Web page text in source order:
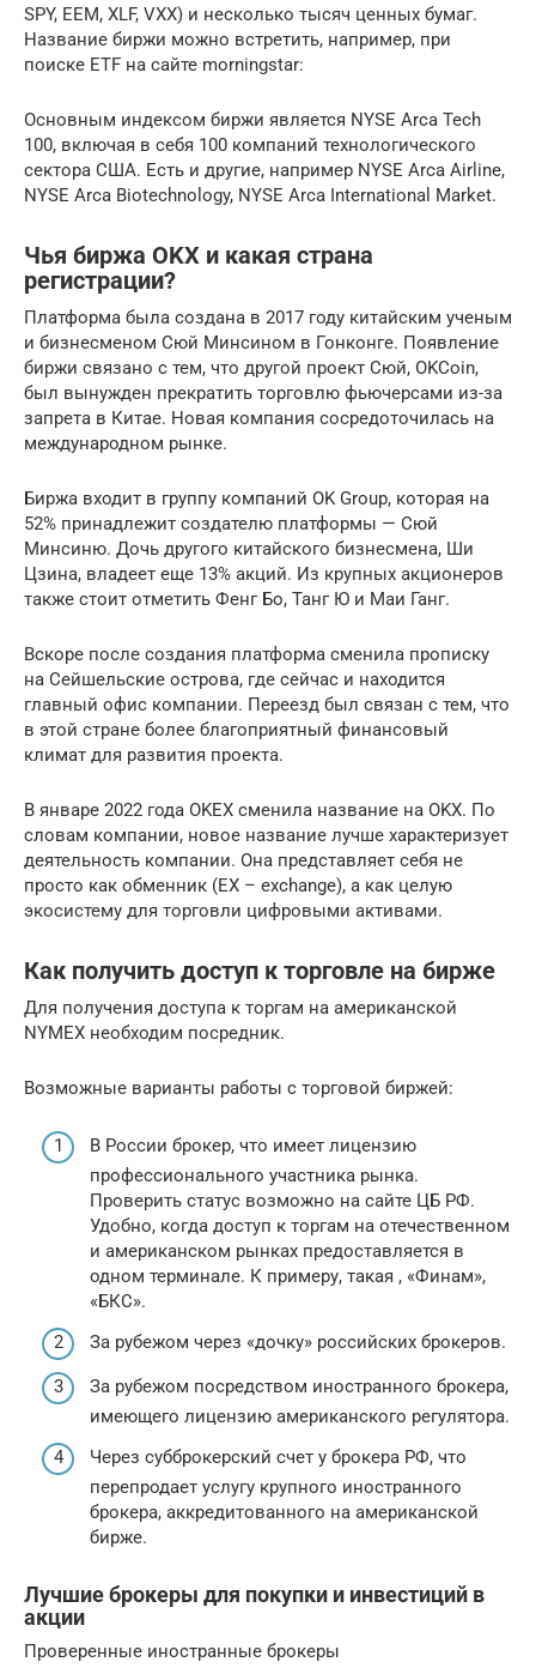
SPY, EEM, XLF, VXX) и несколько тысяч ценных бумаг.
Название биржи можно встретить, например, при
поиске ETF на сайте morningstar:
Основным индексом биржи является NYSE Arca Tech
100, включая в себя 100 компаний технологического
сектора США. Есть и другие, например NYSE Arca Airline,
NYSE Arca Biotechnology, NYSE Arca International Market.
Чья биржа OKX и какая страна
регистрации?
Платформа была создана в 2017 году китайским ученым
и бизнесменом Сюй Минсином в Гонконге. Появление
биржи связано с тем, что другой проект Сюй, OKCoin,
был вынужден прекратить торговлю фьючерсами из-за
запрета в Китае. Новая компания сосредоточилась на
международном рынке.
Биржа входит в группу компаний OK Group, которая на
52% принадлежит создателю платформы — Сюй
Минсиню. Дочь другого китайского бизнесмена, Ши
Цзина, владеет еще 13% акций. Из крупных акционеров
также стоит отметить Фенг Бо, Танг Ю и Маи Ганг.
Вскоре после создания платформа сменила прописку
на Сейшельские острова, где сейчас и находится
главный офис компании. Переезд был связан с тем, что
в этой стране более благоприятный финансовый
климат для развития проекта.
В январе 2022 года OKEX сменила название на OKX. По
словам компании, новое название лучше характеризует
деятельность компании. Она представляет себя не
просто как обменник (EX – exchange), а как целую
экосистему для торговли цифровыми активами.
Как получить доступ к торговле на бирже
Для получения доступа к торгам на американской
NYMEX необходим посредник.
Возможные варианты работы с торговой биржей:
В России брокер, что имеет лицензию
профессионального участника рынка.
Проверить статус возможно на сайте ЦБ РФ.
Удобно, когда доступ к торгам на отечественном
и американском рынках предоставляется в
одном терминале. К примеру, такая , «Финам»,
«БКС».
За рубежом через «дочку» российских брокеров.
За рубежом посредством иностранного брокера,
имеющего лицензию американского регулятора.
Через субброкерский счет у брокера РФ, что
перепродает услугу крупного иностранного
брокера, аккредитованного на американской
бирже.
Лучшие брокеры для покупки и инвестиций в
акции
Проверенные иностранные брокеры